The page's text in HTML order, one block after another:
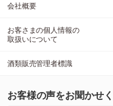
会社概要
お客さまの個人情報の
取扱いについて
酒類販売管理者標識
お客様の声をお聞かせ